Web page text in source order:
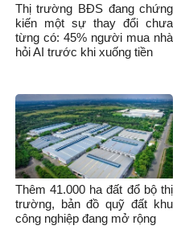
Thị trường BĐS đang chứng
kiến một sự thay đổi chưa
từng có: 45% người mua nhà
hỏi AI trước khi xuống tiền
Thêm 41.000 ha đất đổ bộ thị
trường, bản đồ quỹ đất khu
công nghiệp đang mở rộng